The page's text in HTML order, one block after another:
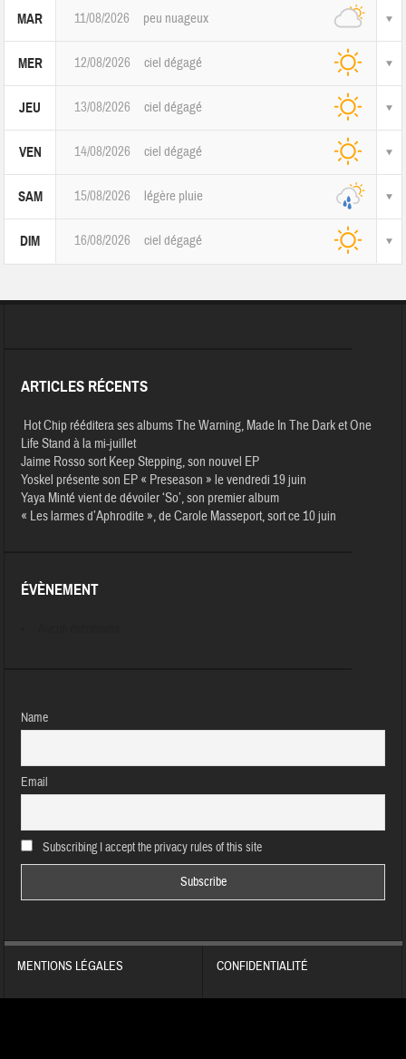
MAR 11/08/2026 peu nuageux
MER 12/08/2026 ciel dégagé
JEU 13/08/2026 ciel dégagé
VEN 14/08/2026 ciel dégagé
SAM 15/08/2026 légère pluie
DIM 16/08/2026 ciel dégagé
ARTICLES RÉCENTS
Hot Chip rééditera ses albums The Warning, Made In The Dark et One
Life Stand à la mi-juillet
Jaime Rosso sort Keep Stepping, son nouvel EP
Yoskel présente son EP « Preseason » le vendredi 19 juin
Yaya Minté vient de dévoiler ‘So’, son premier album
« Les larmes d’Aphrodite », de Carole Masseport, sort ce 10 juin
ÉVÈNEMENT
Name
Email
Subscribing I accept the privacy rules of this site
MENTIONS LÉGALES CONFIDENTIALITÉ